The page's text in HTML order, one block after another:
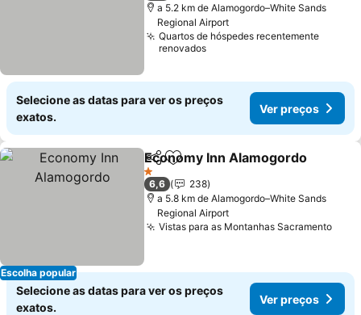
a 5.2 km de Alamogordo–White Sands
Regional Airport
Quartos de hóspedes recentemente
renovados
Selecione as datas para ver os preços
exatos.
Ver preços
Escolha popular
PartilharAdicionar aos favoritos
Economy Inn Alamogordo
1 Estrelas
6,6
238
a 5.8 km de Alamogordo–White Sands
Regional Airport
Vistas para as Montanhas SacramentoVer
Selecione as datas para ver os preços
exatos.
Ver preços